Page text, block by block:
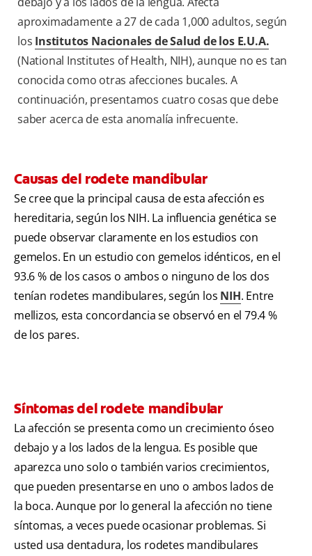
aproximadamente a 27 de cada 1,000 adultos, según
los Institutos Nacionales de Salud de los E.U.A.
(National Institutes of Health, NIH), aunque no es tan
conocida como otras afecciones bucales. A
continuación, presentamos cuatro cosas que debe
saber acerca de esta anomalía infrecuente.
Causas del rodete mandibular
Se cree que la principal causa de esta afección es
hereditaria, según los NIH. La influencia genética se
puede observar claramente en los estudios con
gemelos. En un estudio con gemelos idénticos, en el
93.6 % de los casos o ambos o ninguno de los dos
tenían rodetes mandibulares, según los NIH. Entre
mellizos, esta concordancia se observó en el 79.4 %
de los pares.
Síntomas del rodete mandibular
La afección se presenta como un crecimiento óseo
debajo y a los lados de la lengua. Es posible que
aparezca uno solo o también varios crecimientos,
que pueden presentarse en uno o ambos lados de
la boca. Aunque por lo general la afección no tiene
síntomas, a veces puede ocasionar problemas. Si
usted usa dentadura, los rodetes mandibulares